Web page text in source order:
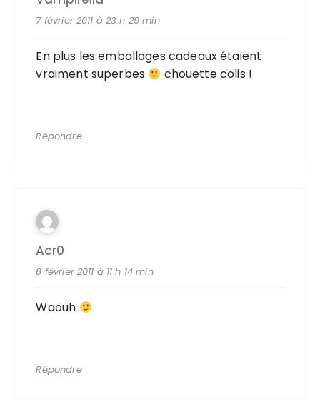
7 février 2011 à 23 h 29 min
En plus les emballages cadeaux étaient
vraiment superbes
chouette colis !
Répondre
Acr0
8 février 2011 à 11 h 14 min
Waouh
Répondre